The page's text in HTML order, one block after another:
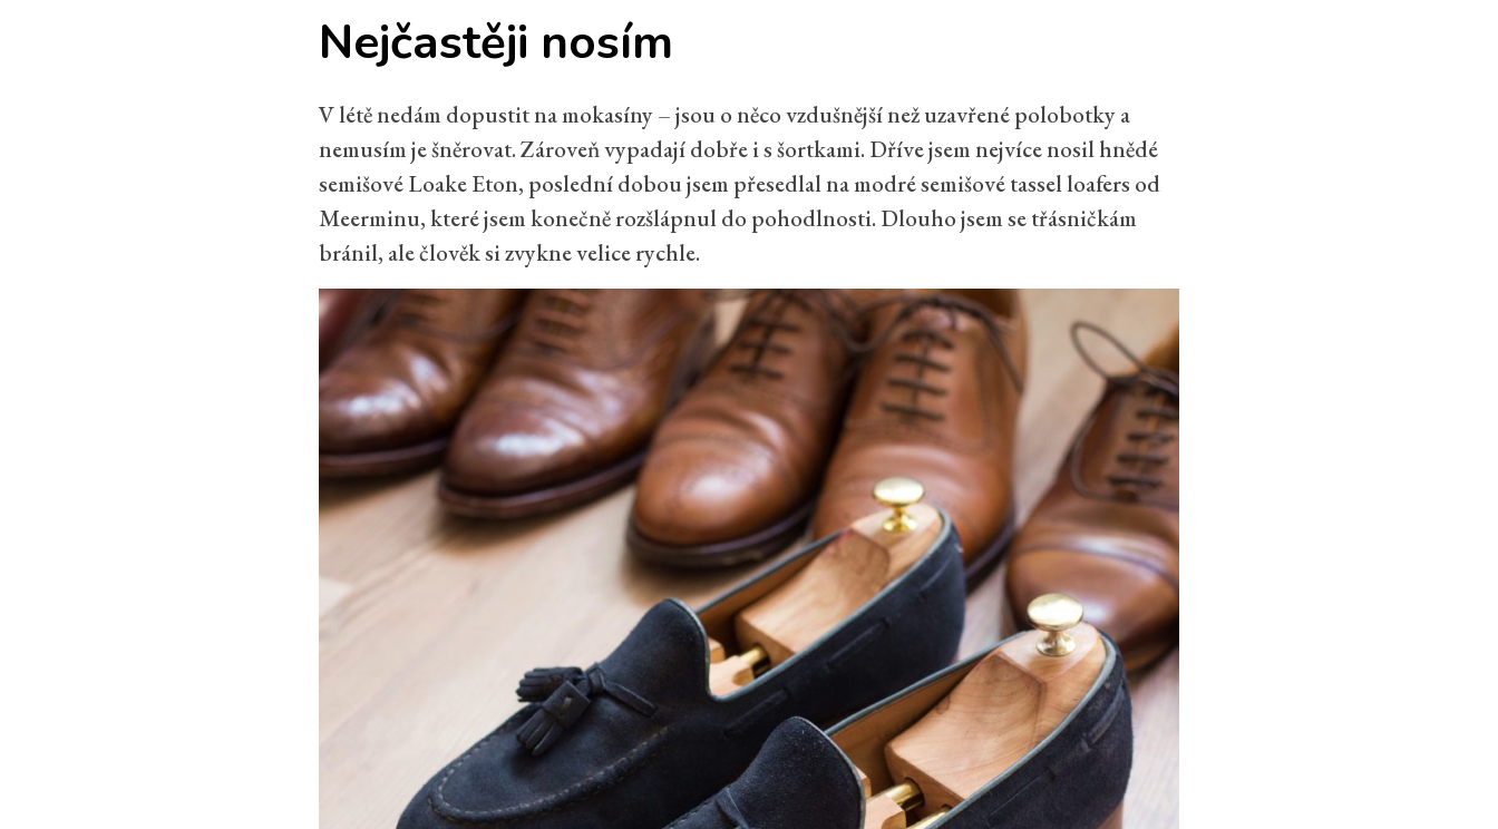
Nejčastěji nosím
V létě nedám dopustit na mokasíny – jsou o něco vzdušnější než uzavřené polobotky a
nemusím je šněrovat. Zároveň vypadají dobře i s šortkami. Dříve jsem nejvíce nosil hnědé
semišové Loake Eton, poslední dobou jsem přesedlal na modré semišové tassel loafers od
Meerminu, které jsem konečně rozšlápnul do pohodlnosti. Dlouho jsem se třásničkám
bránil, ale člověk si zvykne velice rychle.